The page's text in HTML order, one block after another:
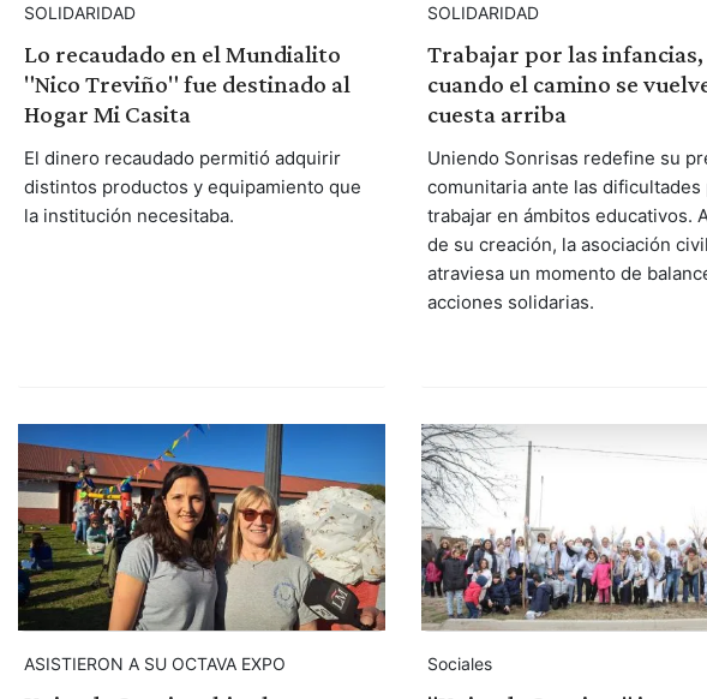
SOLIDARIDAD
Lo recaudado en el Mundialito
"Nico Treviño" fue destinado al
Hogar Mi Casita
El dinero recaudado permitió adquirir
distintos productos y equipamiento que
la institución necesitaba.
SOLIDARIDAD
Trabajar por las infancias,
cuando el camino se
cuesta arriba
Uniendo Sonrisas redefine su
comunitaria ante las dificultades
trabajar en ámbitos educativos.
de su creación, la asociación civil
atraviesa un momento de
acciones solidarias.
ASISTIERON A SU OCTAVA EXPO Sociales